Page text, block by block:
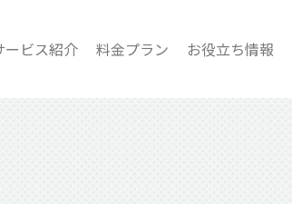
ービス紹介 料金プラン お役立ち情報